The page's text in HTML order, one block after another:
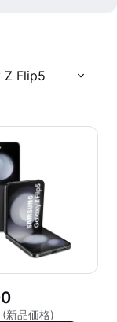
Z Flip5
シュ品の価格：
(新品価格)